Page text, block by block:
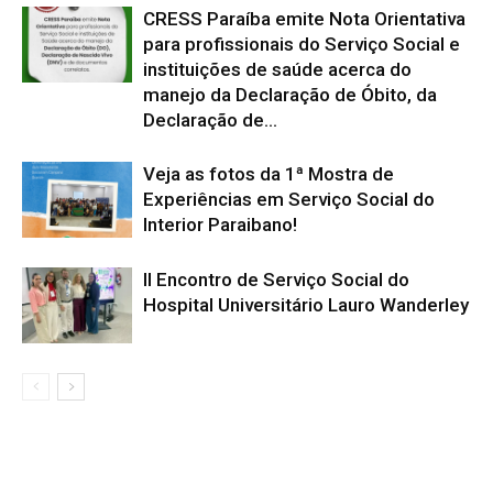
CRESS Paraíba emite Nota Orientativa
para profissionais do Serviço Social e
instituições de saúde acerca do
manejo da Declaração de Óbito, da
Declaração de...
Veja as fotos da 1ª Mostra de
Experiências em Serviço Social do
Interior Paraibano!
II Encontro de Serviço Social do
Hospital Universitário Lauro Wanderley